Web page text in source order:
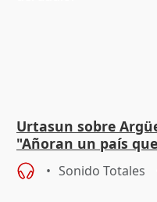
Urtasun sobre
"Añoran un país
hace 40 años que
Sonido Totales